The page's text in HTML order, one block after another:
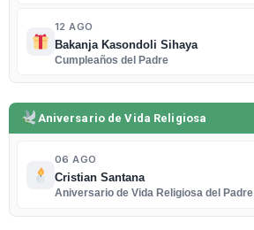
12 AGO
Bakanja Kasondoli Sihaya
Cumpleaños del Padre
Aniversario de Vida Religiosa
06 AGO
Cristian Santana
Aniversario de Vida Religiosa del Padre